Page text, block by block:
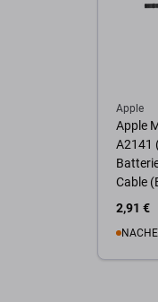
Apple
Apple
A2141
Cable
2,91 €